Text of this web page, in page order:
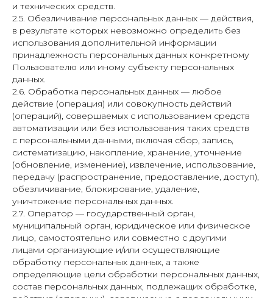
и технических средств.
2.5. Обезличивание персональных данных — действия,
в результате которых невозможно определить без
использования дополнительной информации
принадлежность персональных данных конкретному
Пользователю или иному субъекту персональных
данных.
2.6. Обработка персональных данных — любое
действие (операция) или совокупность действий
(операций), совершаемых с использованием средств
автоматизации или без использования таких средств
с персональными данными, включая сбор, запись,
систематизацию, накопление, хранение, уточнение
(обновление, изменение), извлечение, использование,
передачу (распространение, предоставление, доступ),
обезличивание, блокирование, удаление,
уничтожение персональных данных.
2.7. Оператор — государственный орган,
муниципальный орган, юридическое или физическое
лицо, самостоятельно или совместно с другими
лицами организующие и/или осуществляющие
обработку персональных данных, а также
определяющие цели обработки персональных данных,
состав персональных данных, подлежащих обработке,